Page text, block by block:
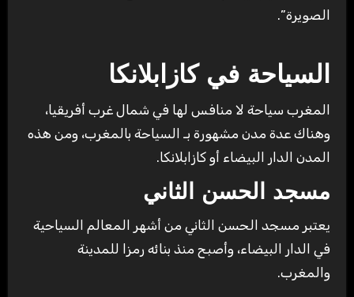
الصويرة”.
السياحة في كازابلانكا
المغرب سياحة لا منافس لها في شمال غرب أفريقيا،
وهناك عدة مدن مشهورة بـ السياحة بالمغرب، ومن هذه
المدن الدار البيضاء أو كازابلانكا.
مسجد الحسن الثاني
يعتبر مسجد الحسن الثاني من أشهر المعالم السياحية
في الدار البيضاء، وأصبح منذ بنائه رمزا للمدينة
والمغرب.